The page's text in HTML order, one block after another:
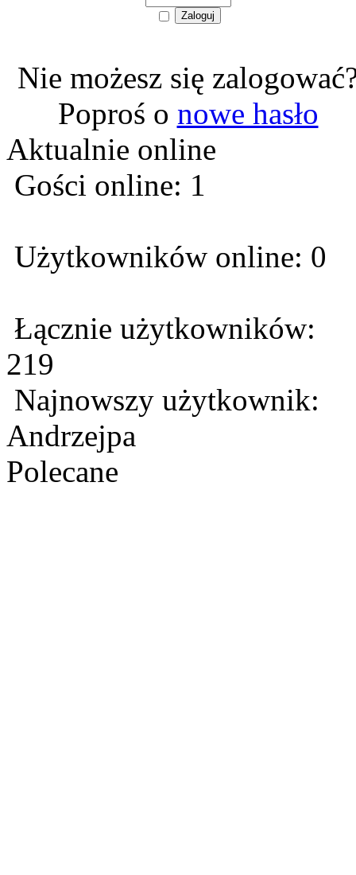
Nie możesz się
Poproś o nowe hasło
Aktualnie online
Gości online: 1
Użytkowników online: 0
Łącznie użytkowników:
219
Najnowszy użytkownik:
Andrzejpa
Polecane